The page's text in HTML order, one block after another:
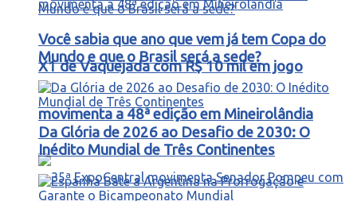
X1 de Vaquejada com R$ 10 mil em jogo
movimenta a 48ª edição em Mineirolândia
Você sabia que ano que vem já tem Copa do
Mundo e que o Brasil será a sede?
Da Glória de 2026 ao Desafio de 2030: O
Inédito Mundial de Três Continentes